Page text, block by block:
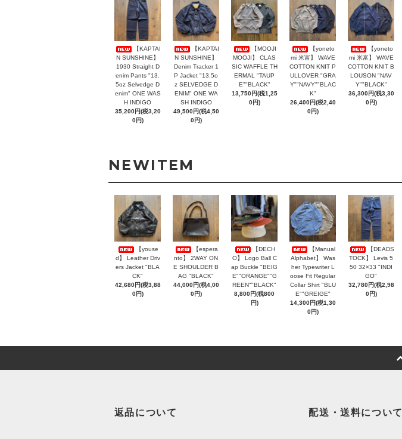
【KAPTAI
N SUNSHINE】
1930 Straight D
enim Pants "13.
5oz Selvedge D
enim" ONE WAS
H INDIGO
35,200円(税3,20
0円)
【KAPTAI
N SUNSHINE】
Denim Tracker 1
P Jacket "13.5o
z SELVEDGE D
ENIM" ONE WA
SH INDIGO
49,500円(税4,50
0円)
【MOOJI
MOOJI】 CLAS
SIC WAFFLE TH
ERMAL "TAUP
E""BLACK"
13,750円(税1,25
0円)
【yoneto
mi 米富】 WAVE
COTTON KNIT P
ULLOVER "GRA
Y""NAVY""BLAC
K"
26,400円(税2,40
0円)
【yoneto
mi 米富】 WAVE
COTTON KNIT B
LOUSON "NAV
Y""BLACK"
36,300円(税3,30
0円)
NEWITEM
【youse
d】 Leather Driv
ers Jacket "BLA
CK"
42,680円(税3,88
0円)
【espera
nto】 2WAY ON
E SHOULDER B
AG "BLACK"
44,000円(税4,00
0円)
【DECH
O】 Logo Ball C
ap Buckle "BEIG
E""ORANGE""G
REEN""BLACK"
8,800円(税800
円)
【Manual
Alphabet】 Was
her Typewriter L
oose Fit Regular
Collar Shirt "BLU
E""GREIGE"
14,300円(税1,30
0円)
【DEADS
TOCK】 Levis 5
50 32×33 "INDI
GO"
32,780円(税2,98
0円)
返品について 配送・送料について